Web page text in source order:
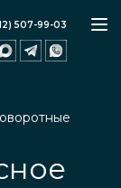
507-99-03